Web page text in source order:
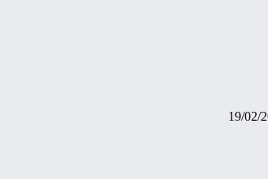
19/02/